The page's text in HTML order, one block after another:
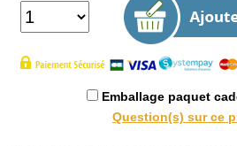
Emballage paquet